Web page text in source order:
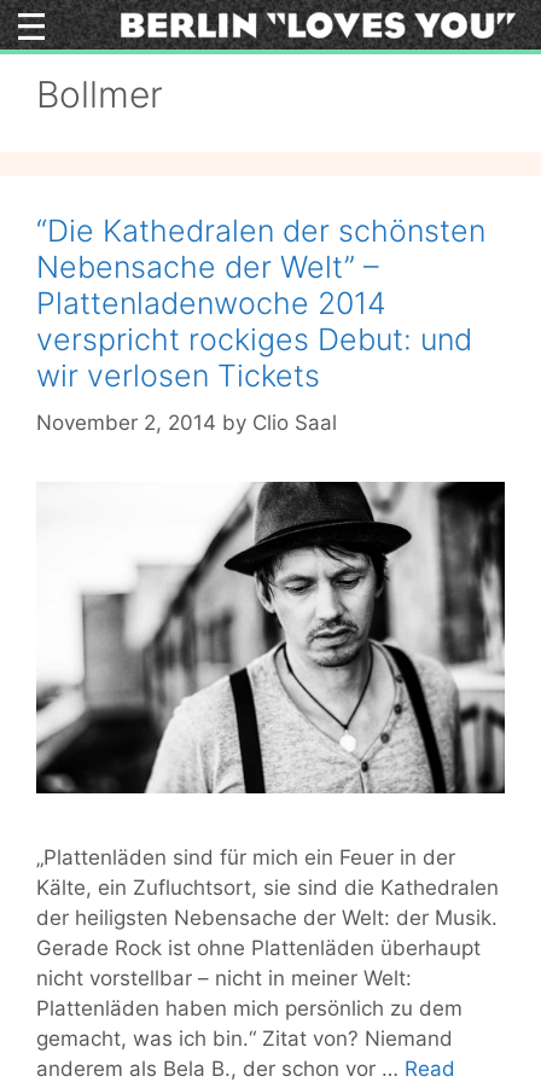
Skip
to
Bollmer
“Die Kathedralen der schönsten
Nebensache der Welt” –
Plattenladenwoche 2014
verspricht rockiges Debut: und
wir verlosen Tickets
November 2, 2014 by Clio Saal
„Plattenläden sind für mich ein Feuer in der
Kälte, ein Zufluchtsort, sie sind die Kathedralen
der heiligsten Nebensache der Welt: der Musik.
Gerade Rock ist ohne Plattenläden überhaupt
nicht vorstellbar – nicht in meiner Welt:
Plattenläden haben mich persönlich zu dem
gemacht, was ich bin.“ Zitat von? Niemand
anderem als Bela B., der schon vor … Read